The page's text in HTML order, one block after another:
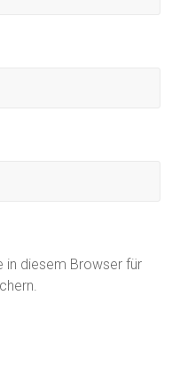
in diesem Browser für